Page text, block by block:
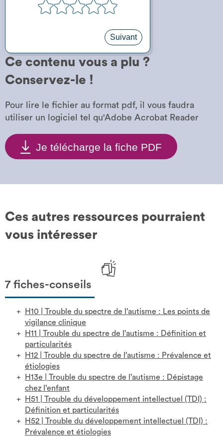
1
2
3
4
5
Suivant
Ce contenu vous a plu ?
Conservez-le !
Pour lire le fichier au format pdf, il vous faudra
utiliser un logiciel tel qu'Adobe Acrobat Reader
Je télécharge la fiche PDF
Ces autres ressources pourraient
vous intéresser
7 fiches-conseils
H10
Trouble du spectre de l’autisme : Les points de
vigilance clinique
H11
Trouble du spectre de l’autisme : Définition et
particularités
H12
Trouble du spectre de l’autisme : Prévalence et
étiologies
H13e
Trouble du spectre de l’autisme : Dépistage
chez l’enfant
H51
Trouble du développement intellectuel (TDI) :
Définition et particularités
H52
Trouble du développement intellectuel (TDI) :
Prévalence et étiologies